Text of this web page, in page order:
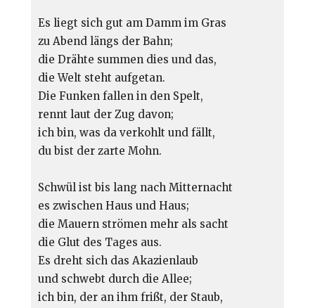
Es liegt sich gut am Damm im Gras
zu Abend längs der Bahn;
die Drähte summen dies und das,
die Welt steht aufgetan.
Die Funken fallen in den Spelt,
rennt laut der Zug davon;
ich bin, was da verkohlt und fällt,
du bist der zarte Mohn.
Schwül ist bis lang nach Mitternacht
es zwischen Haus und Haus;
die Mauern strömen mehr als sacht
die Glut des Tages aus.
Es dreht sich das Akazienlaub
und schwebt durch die Allee;
ich bin, der an ihm frißt, der Staub,